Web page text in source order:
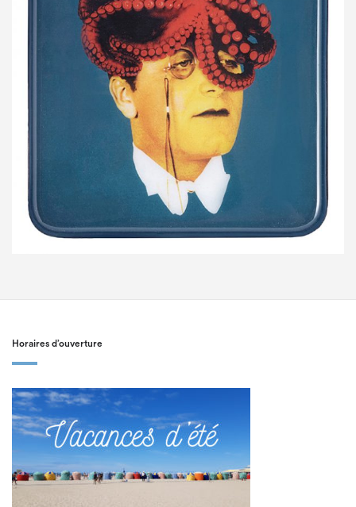
Horaires d’ouverture